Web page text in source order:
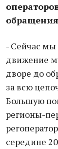
- Сейчас мы
движение
дворе до
за всю
Большую
регионы-
середине